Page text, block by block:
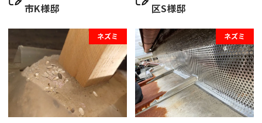
市K様邸 区S様邸
ネズミ ネズミ